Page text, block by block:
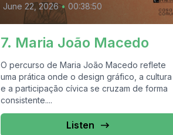
June 22, 2026 • 00:38:50
7. Maria João Macedo
O percurso de Maria João Macedo reflete
uma prática onde o design gráfico, a cultura
e a participação cívica se cruzam de forma
consistente....
Listen